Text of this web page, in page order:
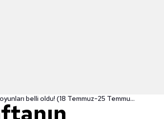
Epic Games'te haftanın ücretsiz oyunları belli oldu! (18 Temmuz-25 Temmuz)